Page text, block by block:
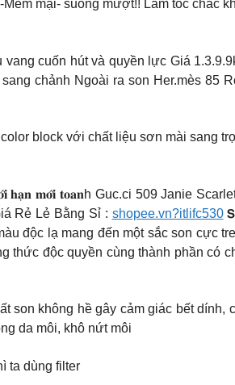
mại- suông mượt!! Làm tóc chắc
cuốn hút và quyền lực Giá
chảnh Ngoài ra son Her.mès
block với chất liệu sơn mài sang
𝐡𝐚̣𝐧 𝐦𝐨̛́𝐢 𝐭𝐨𝐚𝐧h Guc.ci 509 Janie
Rẻ Lẻ Bằng Sỉ : shopee.vn?itlifc530
độc lạ mang đến một sắc son cực
thức độc quyền cùng thành phần có
son không hề gây cảm giác bết
da môi, khô nứt môi
ta dùng filter